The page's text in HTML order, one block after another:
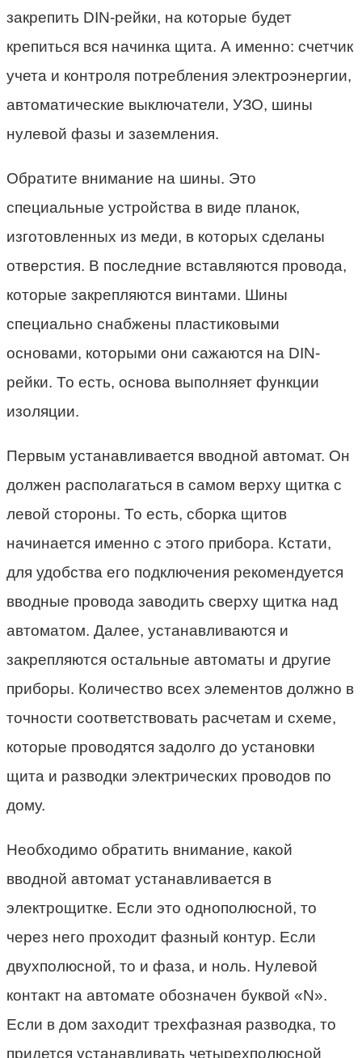
закрепить DIN-рейки, на которые будет
крепиться вся начинка щита. А именно: счетчик
учета и контроля потребления электроэнергии,
автоматические выключатели, УЗО, шины
нулевой фазы и заземления.
Обратите внимание на шины. Это
специальные устройства в виде планок,
изготовленных из меди, в которых сделаны
отверстия. В последние вставляются провода,
которые закрепляются винтами. Шины
специально снабжены пластиковыми
основами, которыми они сажаются на DIN-
рейки. То есть, основа выполняет функции
изоляции.
Первым устанавливается вводной автомат. Он
должен располагаться в самом верху щитка с
левой стороны. То есть, сборка щитов
начинается именно с этого прибора. Кстати,
для удобства его подключения рекомендуется
вводные провода заводить сверху щитка над
автоматом. Далее, устанавливаются и
закрепляются остальные автоматы и другие
приборы. Количество всех элементов должно в
точности соответствовать расчетам и схеме,
которые проводятся задолго до установки
щита и разводки электрических проводов по
дому.
Необходимо обратить внимание, какой
вводной автомат устанавливается в
электрощитке. Если это однополюсной, то
через него проходит фазный контур. Если
двухполюсной, то и фаза, и ноль. Нулевой
контакт на автомате обозначен буквой «N».
Если в дом заходит трехфазная разводка, то
придется устанавливать четырехполюсной